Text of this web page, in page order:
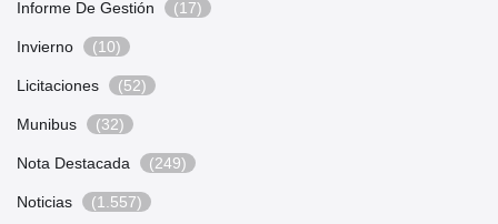
Informe De Gestión (17)
Invierno (10)
Licitaciones (52)
Munibus (32)
Nota Destacada (249)
Noticias (1.557)